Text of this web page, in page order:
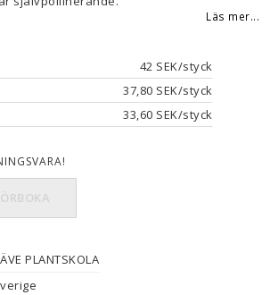
Läs mer...
42 SEK/styck
37,80 SEK/styck
33,60 SEK/styck
PLANTSKOLA